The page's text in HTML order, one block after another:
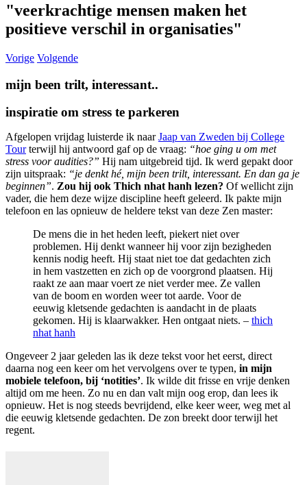
"veerkrachtige mensen maken het
positieve verschil in organisaties"
Vorige Volgende
mijn been trilt, interessant..
inspiratie om stress te parkeren
Afgelopen vrijdag luisterde ik naarJaap van Zweden bij College
Tourterwijl hij antwoord gaf op de vraag: “hoe ging u om met
stress voor audities?” Hij nam uitgebreid tijd. Ik werd gepakt door
zijn uitspraak: “je denkt hé, mijn been trilt, interessant. En dan ga je
beginnen”. Zou hij ook Thich nhat hanh lezen? Of wellicht zijn
vader, die hem deze wijze discipline heeft geleerd. Ik pakte mijn
telefoon en las opnieuw de heldere tekst van deze Zen master:
De mens die in het heden leeft, piekert niet over
problemen. Hij denkt wanneer hij voor zijn bezigheden
kennis nodig heeft. Hij staat niet toe dat gedachten zich
in hem vastzetten en zich op de voorgrond plaatsen. Hij
raakt ze aan maar voert ze niet verder mee. Ze vallen
van de boom en worden weer tot aarde. Voor de
eeuwig kletsende gedachten is aandacht in de plaats
gekomen. Hij is klaarwakker. Hen ontgaat niets. – thich
nhat hanh
Ongeveer 2 jaar geleden las ik deze tekst voor het eerst, direct
daarna nog een keer om het vervolgens over te typen, in mijn
mobiele telefoon, bij ‘notities’. Ik wilde dit frisse en vrije denken
altijd om me heen. Zo nu en dan valt mijn oog erop, dan lees ik
opnieuw. Het is nog steeds bevrijdend, elke keer weer, weg met al
die eeuwig kletsende gedachten. De zon breekt door terwijl het
regent.